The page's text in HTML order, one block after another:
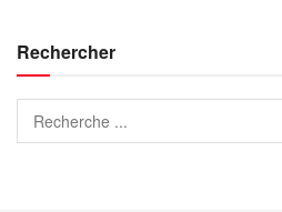
Rechercher